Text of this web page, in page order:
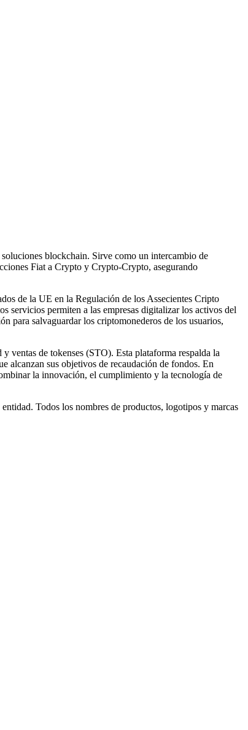
blockchain. Sirve como un intercambio de
Fiat a Crypto y Crypto-Crypto, asegurando
de la UE en la Regulación de los Assecientes Cripto
servicios permiten a las empresas digitalizar los activos del
para salvaguardar los criptomonederos de los usuarios,
ventas de tokenses (STO). Esta plataforma respalda la
alcanzan sus objetivos de recaudación de fondos. En
la innovación, el cumplimiento y la tecnología de
Todos los nombres de productos, logotipos y marcas